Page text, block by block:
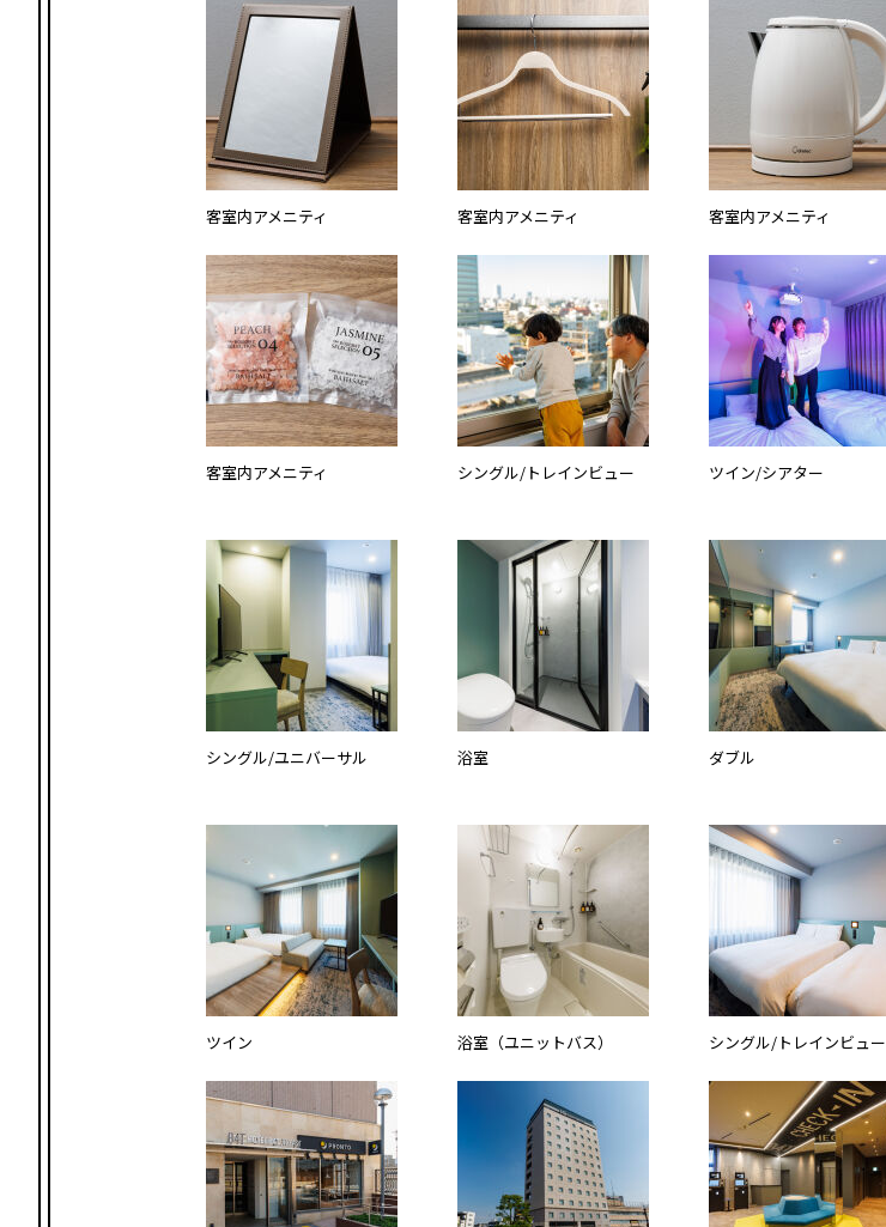
客室内アメニティ 客室内アメニティ 客室内アメニティ
客室内アメニティ シングル/トレインビュー ツイン/シアター
シングル/ユニバーサル 浴室 ダブル
ツイン 浴室（ユニットバス） シングル/トレインビュー